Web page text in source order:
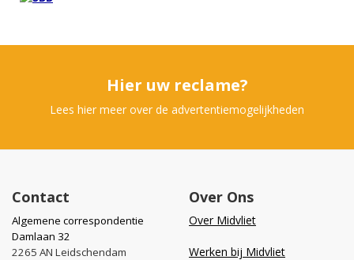
Hier uw reclame?
Lees hier meer over de advertentiemogelijkheden
Contact
Algemene correspondentie
Damlaan 32
2265 AN Leidschendam
Over Ons
Over Midvliet
Werken bij Midvliet